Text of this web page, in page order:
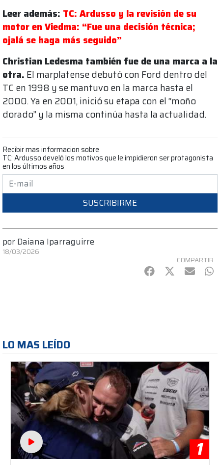
Leer además: TC: Ardusso y la revisión de su
motor en Viedma: “Fue una decisión técnica;
ojalá se haga más seguido”
Christian Ledesma también fue de una marca a la
otra. El marplatense debutó con Ford dentro del
TC en 1998 y se mantuvo en la marca hasta el
2000. Ya en 2001, inició su etapa con el “moño
dorado” y la misma continúa hasta la actualidad.
Recibir mas informacion sobre
TC: Ardusso develó los motivos que le impidieron ser protagonista
en los últimos años
SUSCRIBIRME
por Daiana Iparraguirre
18/03/2026
COMPARTIR
Facebook
Twitter
mail
LO MAS LEÍDO
1